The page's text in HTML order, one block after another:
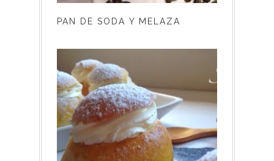
PAN DE SODA Y MELAZA